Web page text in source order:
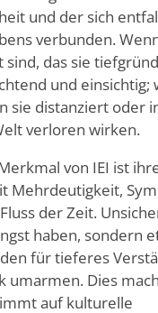
und der sich
verbunden.
sind, das sie
und einsichtig;
sie distanziert oder
verloren wirken.
von IEI ist
Mehrdeutigkeit,
der Zeit.
haben, sondern
für tieferes
umarmen. Dies
auf kulturelle